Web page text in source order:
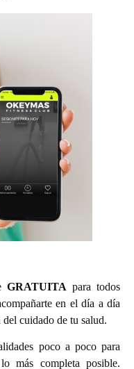
GRATUITA para todos
en el día a día
cuidado de tu salud.
poco a poco para
más completa posible.